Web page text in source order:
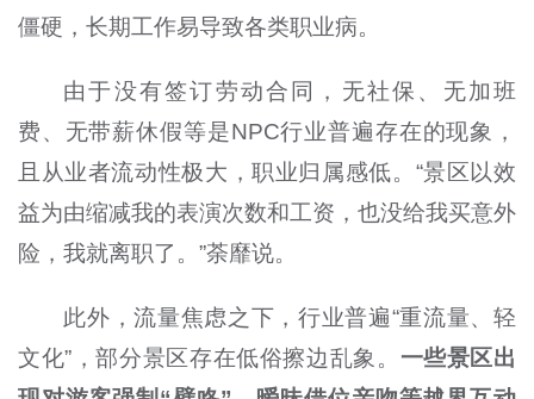
僵硬，长期工作易导致各类职业病。
由于没有签订劳动合同，无社保、无加班
费、无带薪休假等是NPC行业普遍存在的现象，
且从业者流动性极大，职业归属感低。“景区以效
益为由缩减我的表演次数和工资，也没给我买意外
险，我就离职了。”荼靡说。
此外，流量焦虑之下，行业普遍“重流量、轻
文化”，部分景区存在低俗擦边乱象。 一些景区出